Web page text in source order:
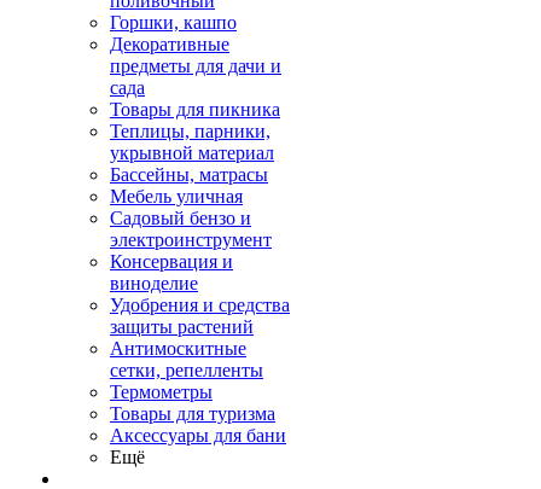
Горшки, кашпо
Декоративные
предметы для дачи и
сада
Товары для пикника
Теплицы, парники,
укрывной материал
Бассейны, матрасы
Мебель уличная
Садовый бензо и
электроинструмент
Консервация и
виноделие
Удобрения и средства
защиты растений
Антимоскитные
сетки, репелленты
Термометры
Товары для туризма
Аксессуары для бани
Ещё